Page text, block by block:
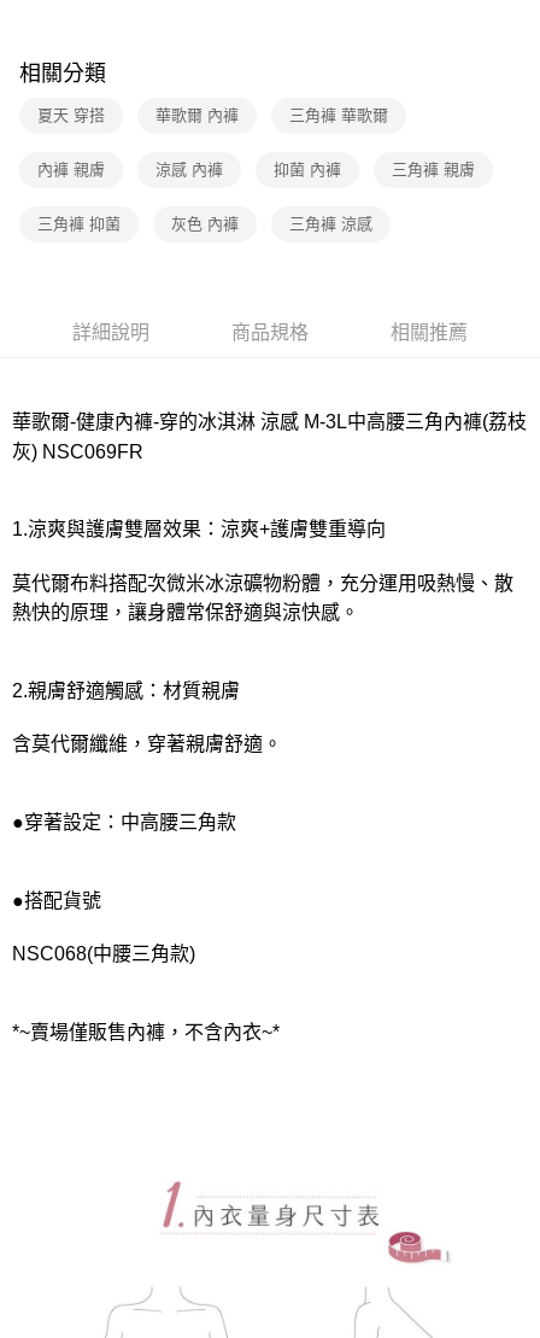
每筆NT$80，滿NT$1,000(含以上)免運費
7-11取貨付款
付款後7-11取貨
每筆NT$80，滿NT$1,000(含以上)免運費
付款後門市自取
每筆NT$80，滿NT$1,000(含以上)免運費
相關分類
夏天 穿搭 華歌爾 內褲 三角褲 華歌爾
內褲 親膚 涼感 內褲 抑菌 內褲 三角褲 親膚
三角褲 抑菌 灰色 內褲 三角褲 涼感
詳細說明 商品規格 相關推薦
華歌爾-健康內褲-穿的冰淇淋 涼感 M-3L中高腰三角內褲(荔枝
灰) NSC069FR
1.涼爽與護膚雙層效果：涼爽+護膚雙重導向
莫代爾布料搭配次微米冰涼礦物粉體，充分運用吸熱慢、散
熱快的原理，讓身體常保舒適與涼快感。
2.親膚舒適觸感：材質親膚
含莫代爾纖維，穿著親膚舒適。
●穿著設定：中高腰三角款
●搭配貨號
NSC068(中腰三角款)
*~賣場僅販售內褲，不含內衣~*